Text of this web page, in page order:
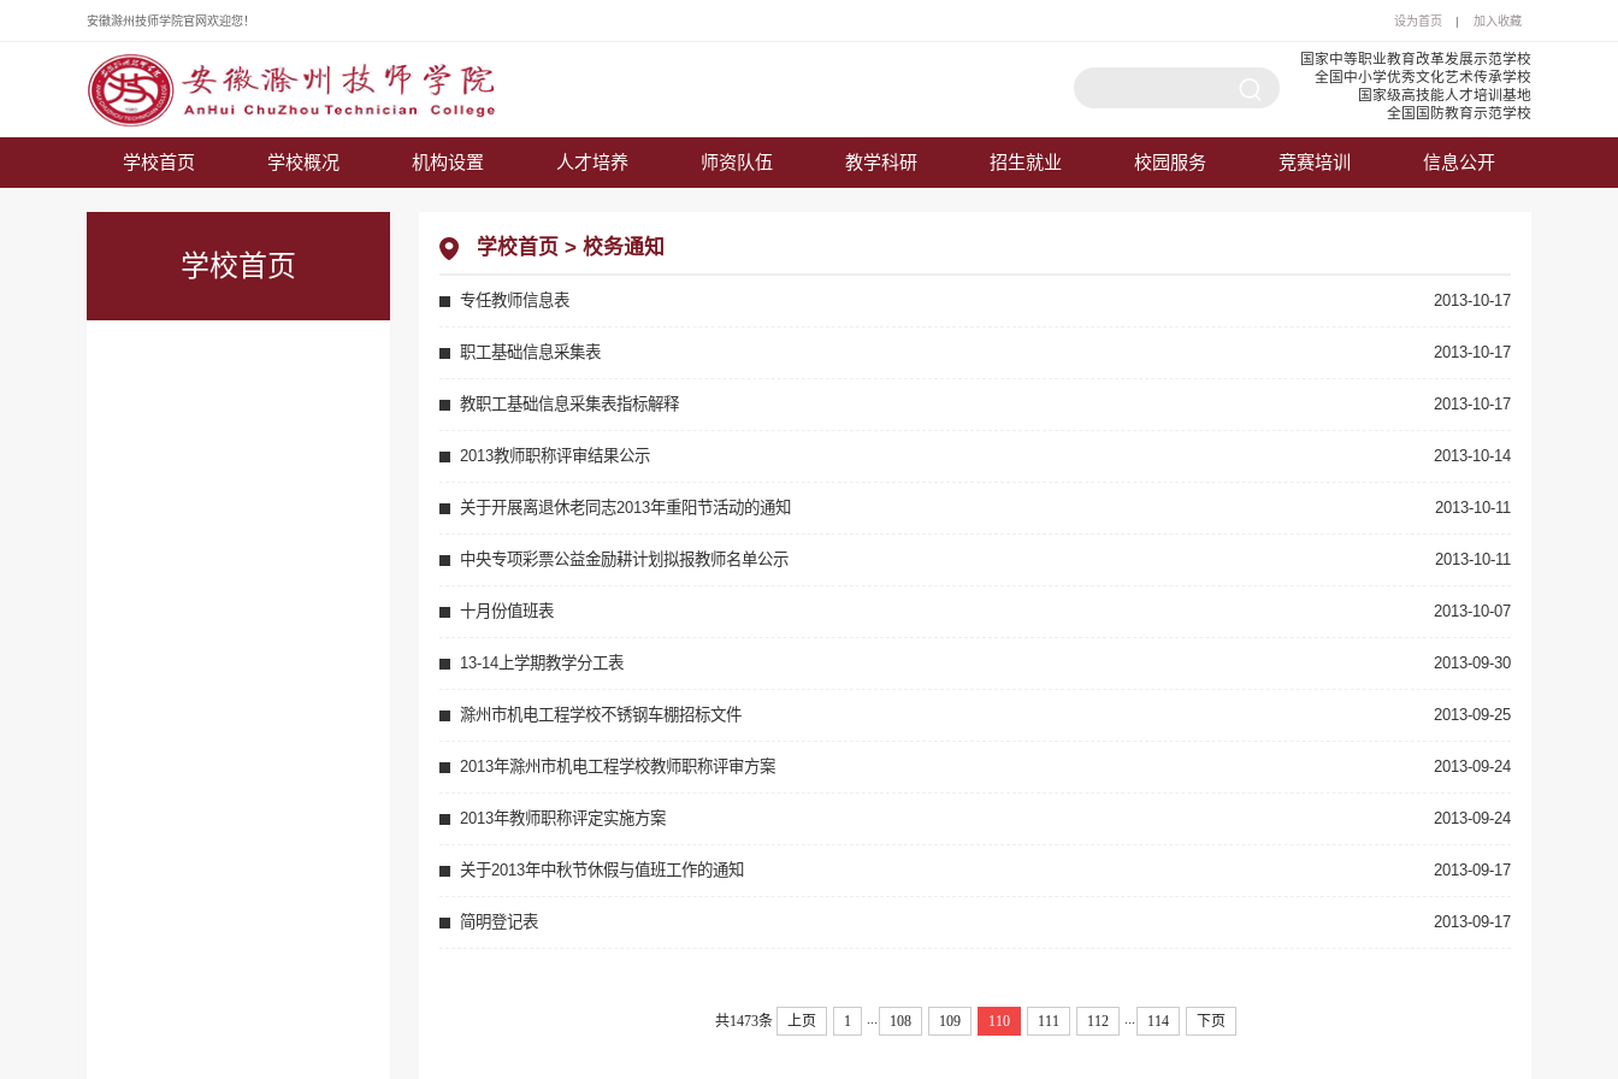
安徽滁州技师学院官网欢迎您！ 设为首页 | 加入收藏
国家中等职业教育改革发展示范学校
全国中小学优秀文化艺术传承学校
国家级高技能人才培训基地
全国国防教育示范学校
学校首页 学校概况 机构设置 人才培养 师资队伍 教学科研 招生就业 校园服务 竞赛培训 信息公开
学校首页
学校首页 > 校务通知
专任教师信息表 2013-10-17
职工基础信息采集表 2013-10-17
教职工基础信息采集表指标解释 2013-10-17
2013教师职称评审结果公示 2013-10-14
关于开展离退休老同志2013年重阳节活动的通知 2013-10-11
中央专项彩票公益金励耕计划拟报教师名单公示 2013-10-11
十月份值班表 2013-10-07
13-14上学期教学分工表 2013-09-30
滁州市机电工程学校不锈钢车棚招标文件 2013-09-25
2013年滁州市机电工程学校教师职称评审方案 2013-09-24
2013年教师职称评定实施方案 2013-09-24
关于2013年中秋节休假与值班工作的通知 2013-09-17
简明登记表 2013-09-17
共1473条 上页 1 ... 108 109 110 111 112 ... 114 下页